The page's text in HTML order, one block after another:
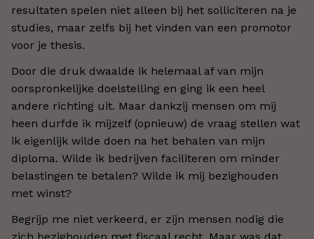
resultaten spelen niet alleen bij het solliciteren na je
studies, maar zelfs bij het vinden van een promotor
voor je thesis.
Door die druk dwaalde ik helemaal af van mijn
oorspronkelijke doelstelling en ging ik een heel
andere richting uit. Maar dankzij mensen om mij
heen durfde ik mijzelf (opnieuw) de vraag stellen wat
ik eigenlijk wilde doen na het behalen van mijn
diploma. Wilde ik bedrijven faciliteren om minder
belastingen te betalen? Wilde ik mij bezighouden
met winst?
Begrijp me niet verkeerd, er zijn mensen nodig die